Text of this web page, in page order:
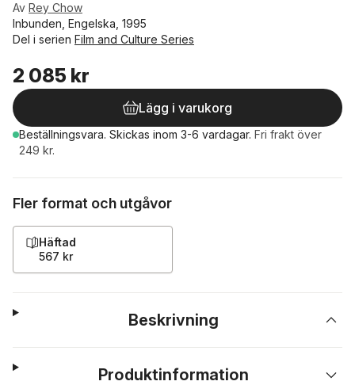
Av Rey Chow
Inbunden, Engelska, 1995
Del i serien Film and Culture Series
2 085 kr
Lägg i varukorg
Beställningsvara. Skickas inom 3-6 vardagar. Fri frakt över
249 kr.
Fler format och utgåvor
Häftad
567 kr
Beskrivning
Produktinformation